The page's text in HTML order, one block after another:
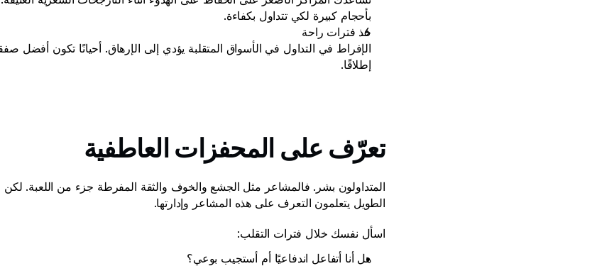
بأحجام كبيرة لكي تتداول بكفاءة.
خذ فترات راحة
إطلاقًا.
تعرّف على المحفزات العاطفية
الطويل يتعلمون التعرف على هذه المشاعر وإدارتها.
اسأل نفسك خلال فترات التقلب:
هل أنا أتفاعل اندفاعيًا أم أستجيب بوعي؟